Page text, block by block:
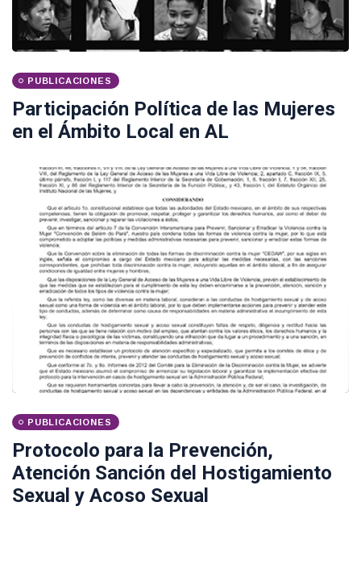
PUBLICACIONES
Participación Política de las Mujeres
en el Ámbito Local en AL
PUBLICACIONES
Protocolo para la Prevención,
Atención Sanción del Hostigamiento
Sexual y Acoso Sexual